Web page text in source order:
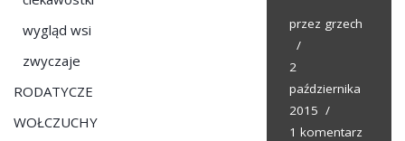
wygląd wsi
zwyczaje
RODATYCZE
WOŁCZUCHY
przez grzech
2
października
2015
1 komentarz